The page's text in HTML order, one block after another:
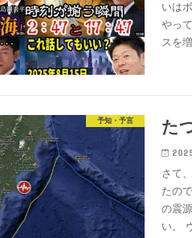
いは
やっ
スを
予知・予言 た
さて
たの
の震
い。